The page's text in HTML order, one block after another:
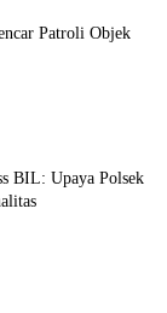
Patroli Objek
BIL: Upaya Polsek